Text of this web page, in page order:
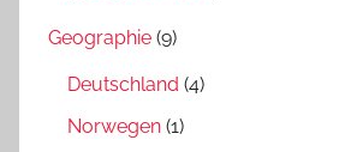
Geographie (9)
Deutschland (4)
Norwegen (1)